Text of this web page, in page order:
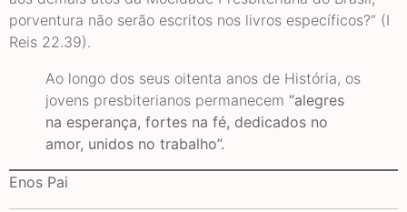
porventura não serão escritos nos livros específicos?” (I
Reis 22.39).
Ao longo dos seus oitenta anos de História, os
jovens presbiterianos permanecem “alegres
na esperança, fortes na fé, dedicados no
amor, unidos no trabalho”.
Enos Pai